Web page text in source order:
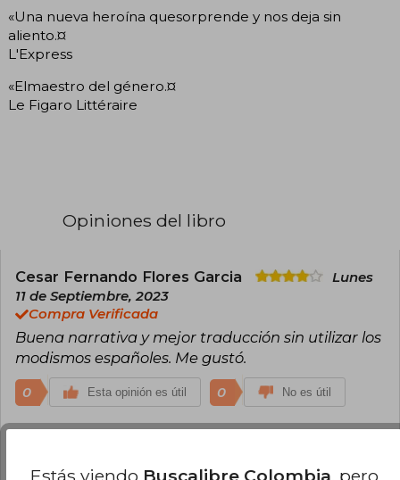
«Una nueva heroína quesorprende y nos deja sin
aliento.¤
L'Express
«Elmaestro del género.¤
Le Figaro Littéraire
Opiniones del libro
Cesar Fernando Flores Garcia
Lunes
11 de Septiembre, 2023
Compra Verificada
Buena narrativa y mejor traducción sin utilizar los
modismos españoles. Me gustó.
0 Esta opinión es útil 0 No es útil
Estás viendo Buscalibre Colombia , pero